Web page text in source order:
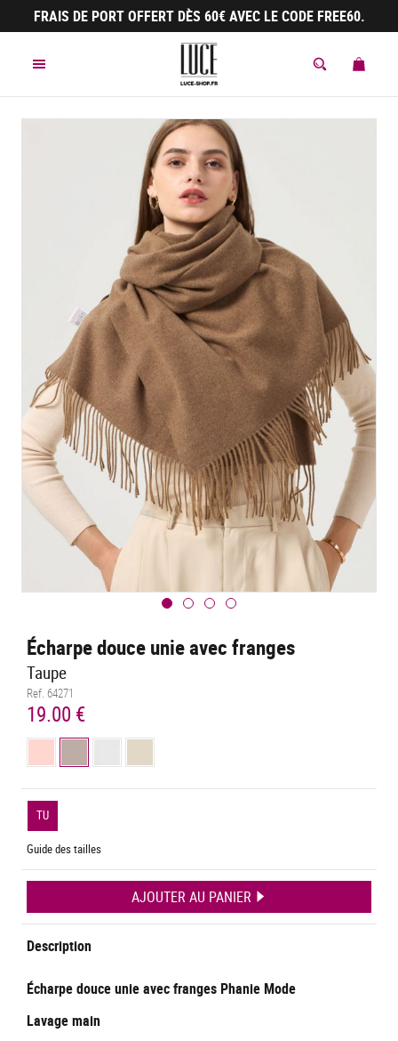
FRAIS DE PORT OFFERT DÈS 60€ AVEC LE CODE FREE60.
MENU
MON
Écharpe douce unie avec franges
Taupe
Ref. 64271
19.00 €
TU
Guide des tailles
AJOUTER AU PANIER
Description
Écharpe douce unie avec franges Phanie Mode
Lavage main
Panneau de gestion des cookies